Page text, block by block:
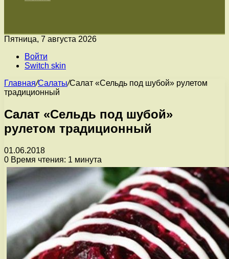
Пятница, 7 августа 2026
Войти
Switch skin
Главная/Салаты/Салат «Сельдь под шубой» рулетом
традиционный
Салат «Сельдь под шубой»
рулетом традиционный
01.06.2018
0 Время чтения: 1 минута